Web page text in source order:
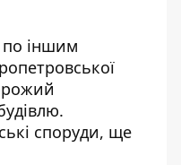
по іншим
споруди, ще